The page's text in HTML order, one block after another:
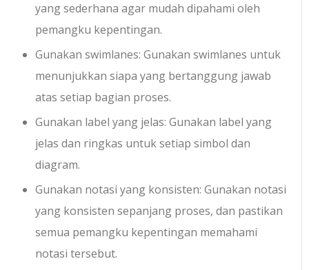
yang sederhana agar mudah dipahami oleh
pemangku kepentingan.
Gunakan swimlanes: Gunakan swimlanes untuk
menunjukkan siapa yang bertanggung jawab
atas setiap bagian proses.
Gunakan label yang jelas: Gunakan label yang
jelas dan ringkas untuk setiap simbol dan
diagram.
Gunakan notasi yang konsisten: Gunakan notasi
yang konsisten sepanjang proses, dan pastikan
semua pemangku kepentingan memahami
notasi tersebut.